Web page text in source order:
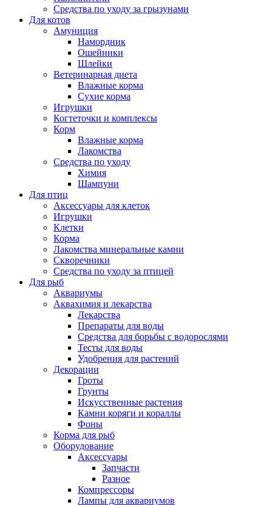
Средства по уходу за грызунами
Для котов
Амуниция
Намордник
Ошейники
Шлейки
Ветеринарная диета
Влажные корма
Сухие корма
Игрушки
Когтеточки и комплексы
Корм
Влажные корма
Лакомства
Средства по уходу
Химия
Шампуни
Для птиц
Аксессуары для клеток
Игрушки
Клетки
Корма
Лакомства минеральные камни
Скворечники
Средства по уходу за птицей
Для рыб
Аквариумы
Аквахимия и лекарства
Лекарства
Препараты для воды
Средства для борьбы с водорослями
Тесты для воды
Удобрения для растений
Декорации
Гроты
Грунты
Искусственные растения
Камни коряги и кораллы
Фоны
Корма для рыб
Оборудование
Аксессуары
Запчасти
Разное
Компрессоры
Лампы для аквариумов